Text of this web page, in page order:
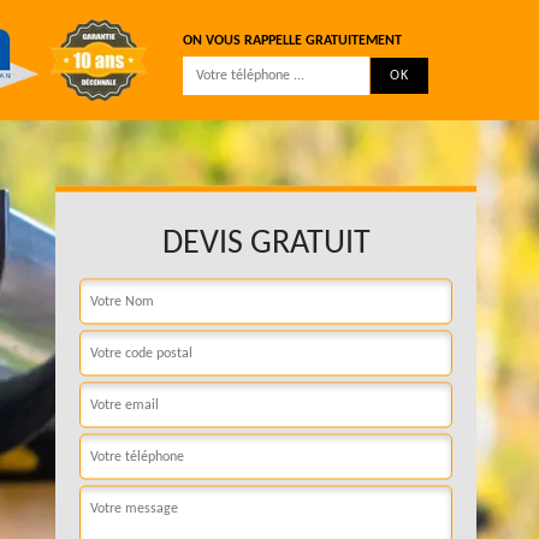
ON VOUS RAPPELLE GRATUITEMENT
DEVIS GRATUIT